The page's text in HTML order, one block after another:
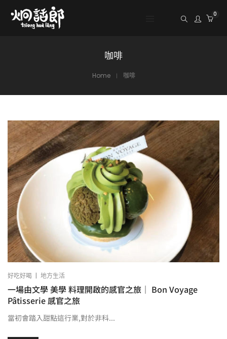
0
咖啡
Home 咖啡
好吃好喝 | 地方生活
一場由文學 美學 料理開啟的感官之旅｜ Bon Voyage
Pâtisserie 感官之旅
當初會踏入甜點這行業,對於非科...